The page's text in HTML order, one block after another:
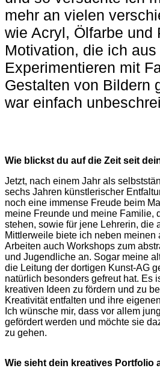
mehr an vielen
wie Acryl, Ölfarbe und
Motivation, die ich aus
Experimentieren mit
Gestalten von Bildern
war einfach
Wie blickst du auf die Zeit seit
Jetzt, nach einem Jahr als
sechs Jahren künstlerischer
noch eine immense Freude beim
meine Freunde und meine Familie,
stehen, sowie für jene Lehrerin, die
Mittlerweile biete ich neben meinen
Arbeiten auch Workshops zum
und Jugendliche an. Sogar meine
die Leitung der dortigen Kunst-AG
natürlich besonders gefreut hat. Es
kreativen Ideen zu fördern und zu
Kreativität entfalten und ihre
Ich wünsche mir, dass vor allem
gefördert werden und möchte sie
zu gehen.
Wie sieht dein kreatives Portfolio